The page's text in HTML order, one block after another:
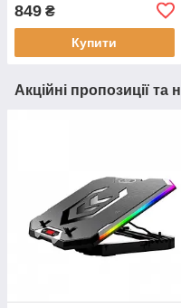
849 ₴
Купити
Акційні пропозиції та